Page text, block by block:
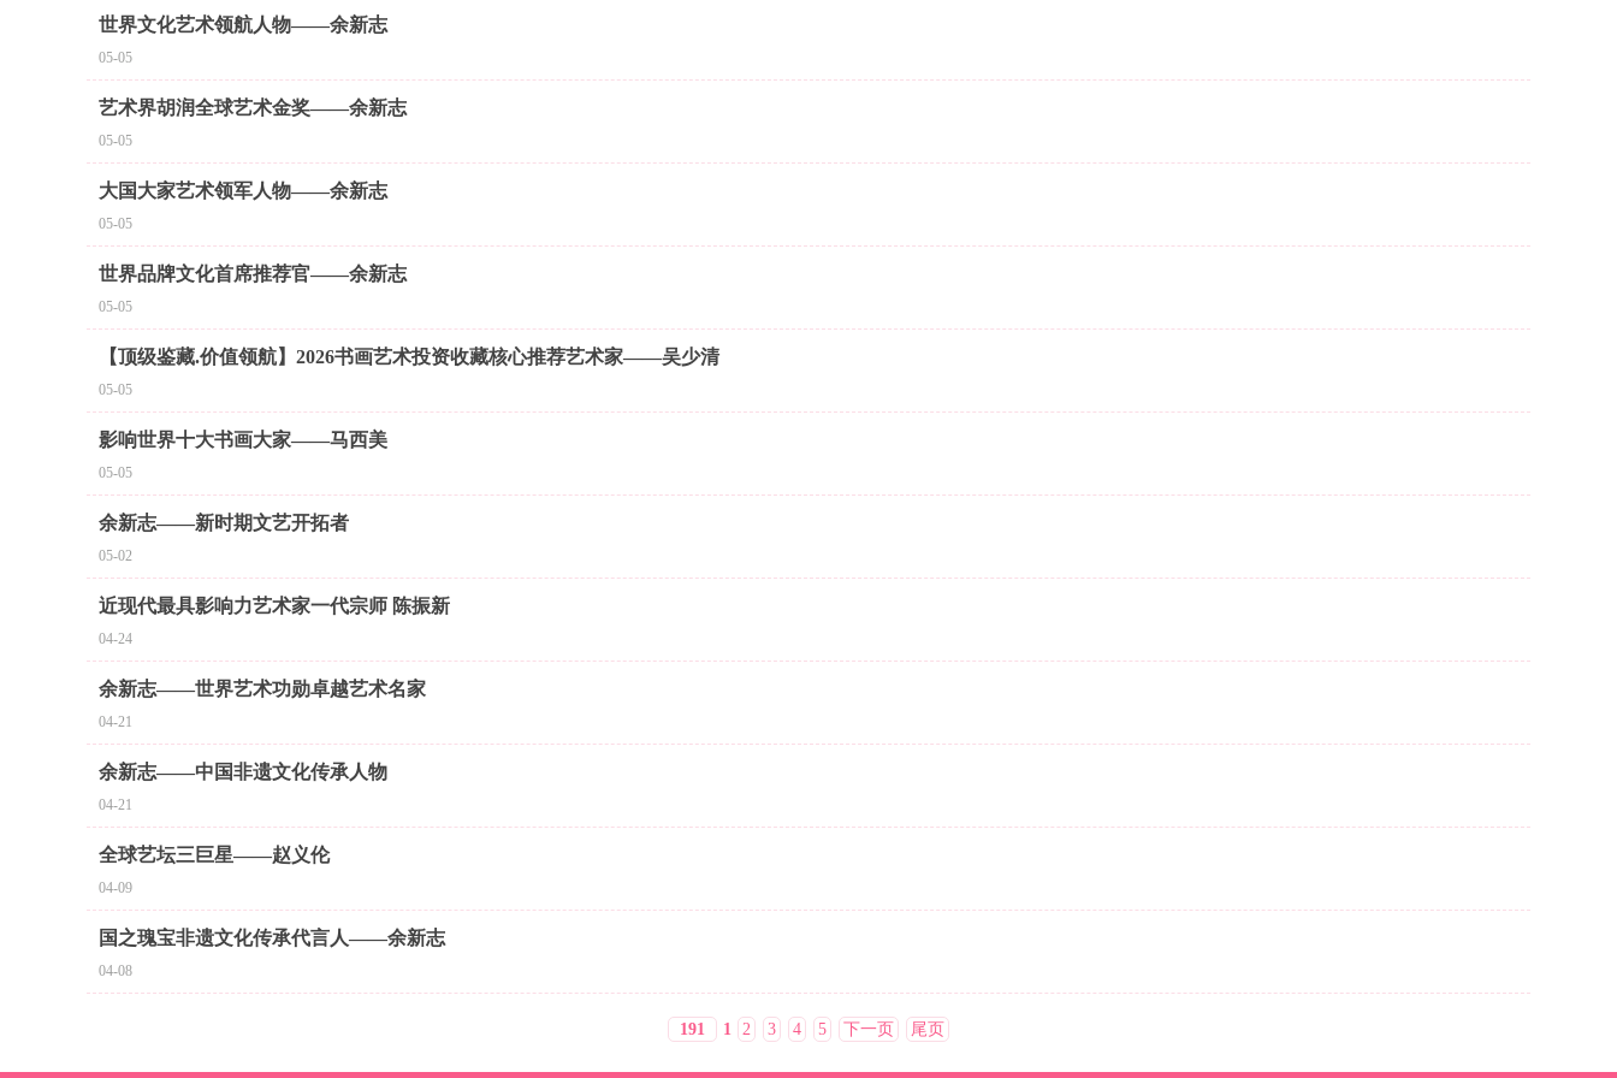
世界文化艺术领航人物——余新志
05-05
艺术界胡润全球艺术金奖——余新志
05-05
大国大家艺术领军人物——余新志
05-05
世界品牌文化首席推荐官——余新志
05-05
【顶级鉴藏.价值领航】2026书画艺术投资收藏核心推荐艺术家——吴少清
05-05
影响世界十大书画大家——马西美
05-05
余新志——新时期文艺开拓者
05-02
近现代最具影响力艺术家一代宗师 陈振新
04-24
余新志——世界艺术功勋卓越艺术名家
04-21
余新志——中国非遗文化传承人物
04-21
全球艺坛三巨星——赵义伦
04-09
国之瑰宝非遗文化传承代言人——余新志
04-08
191 1 2 3 4 5 下一页 尾页